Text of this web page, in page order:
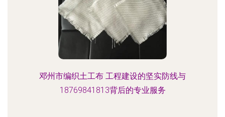
邓州市编织土工布 工程建设的坚实防线与
18769841813背后的专业服务